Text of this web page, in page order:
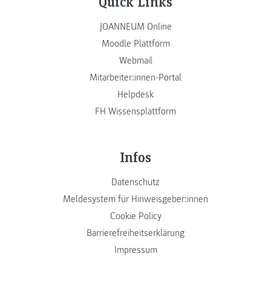
JOANNEUM Online
Moodle Plattform
Webmail
Mitarbeiter:innen-Portal
Helpdesk
FH Wissensplattform
Infos
Datenschutz
Meldesystem für Hinweisgeber:innen
Cookie Policy
Barrierefreiheitserklärung
Impressum